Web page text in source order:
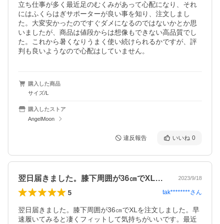
立ち仕事が多く最近足のむくみがあって心配になり、それ
にはふくらはぎサポーターが良い事を知り、注文しまし
た。大変安かったのですぐダメになるのではないかとか思
いましたが、商品は値段からは想像もできない高品質でし
た。これから暑くなりうまく使い続けられるかですが、評
判も良いようなので心配はしていません。
購入した商品
サイズ/L
購入したストア
AngelMoon
違反報告 いいね 0
翌日届きました。膝下周囲が36㎝でXL… 2023/9/18
5 tak********さん
翌日届きました。膝下周囲が36㎝でXLを注文しました。早
速履いてみると凄くフィットして気持ちがいいです。最近